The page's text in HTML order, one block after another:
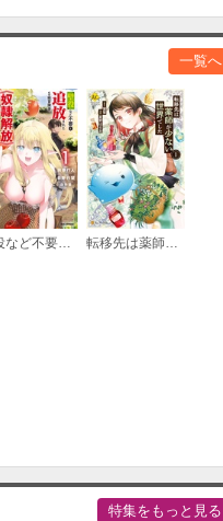
購入する
一覧へ
壁役など不要と追放されたＳ級冒険者、≪奴隷解放≫スキルを駆使して史上最強の国造り 転移先は薬師が少ない世界でした
特集をもっと見る